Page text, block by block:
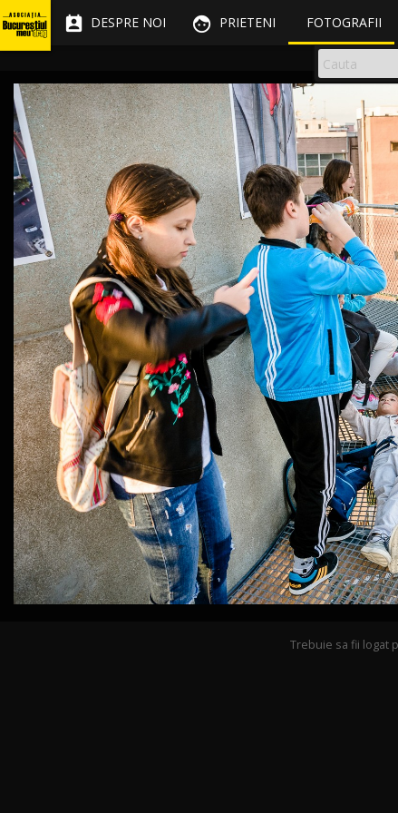
 DESPRE NOI  PRIETENI FOTOGRAFII
Trebuie sa fii logat